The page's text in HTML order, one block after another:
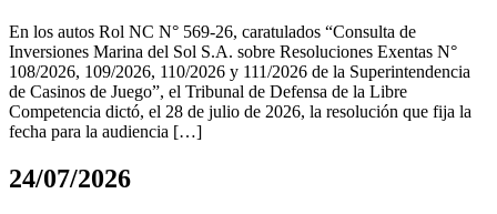
En los autos Rol NC N° 569-26, caratulados “Consulta de
Inversiones Marina del Sol S.A. sobre Resoluciones Exentas N°
108/2026, 109/2026, 110/2026 y 111/2026 de la Superintendencia
de Casinos de Juego”, el Tribunal de Defensa de la Libre
Competencia dictó, el 28 de julio de 2026, la resolución que fija la
fecha para la audiencia […]
24/07/2026